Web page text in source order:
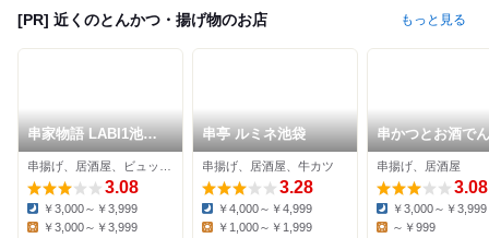
[PR] 近くのとんかつ・揚げ物のお店 もっと見る
串家物語 LABI1池袋
店
3.08
Dinner:
￥3,000～￥3,999
￥3,000～￥3,999
串亭 ルミネ池袋
串揚げ、居酒屋、牛カツ
3.28
Dinner:
￥4,000～￥4,999
￥1,000～￥1,999
串かつとお酒で
池袋東口店
串揚げ、居酒屋
3.08
Dinner:
￥3,000～￥3,999
～￥999